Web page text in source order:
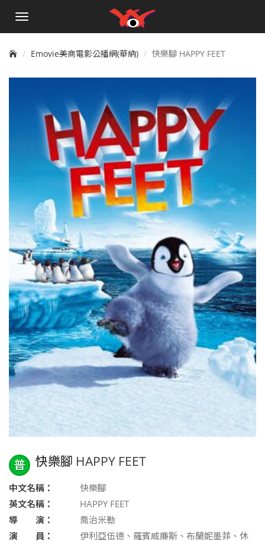
手
單
Emovie美商電影公播網(華納) 快樂腳 HAPPY FEET
普 快樂腳 HAPPY FEET
中文名稱：
快樂腳
英文名稱：
HAPPY FEET
導 演：
喬治米勒
演 員：
伊利亞伍德、羅賓威廉斯、布蘭妮墨菲、休